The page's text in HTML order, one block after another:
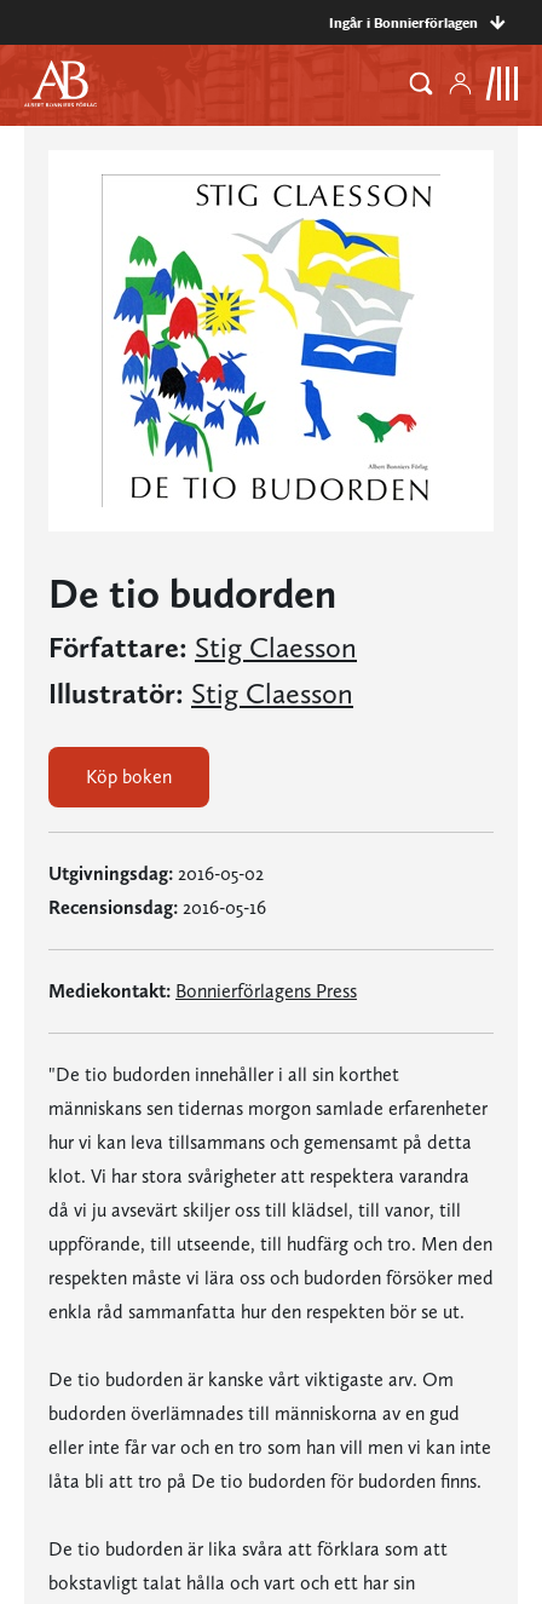
Ingår i Bonnierförlagen
De tio budorden
Författare: Stig Claesson
Illustratör: Stig Claesson
Köp boken
Utgivningsdag: 2016-05-02
Recensionsdag: 2016-05-16
Mediekontakt: Bonnierförlagens Press
"De tio budorden innehåller i all sin korthet
människans sen tidernas morgon samlade erfarenheter
hur vi kan leva tillsammans och gemensamt på detta
klot. Vi har stora svårigheter att respektera varandra
då vi ju avsevärt skiljer oss till klädsel, till vanor, till
uppförande, till utseende, till hudfärg och tro. Men den
respekten måste vi lära oss och budorden försöker med
enkla råd sammanfatta hur den respekten bör se ut.
De tio budorden är kanske vårt viktigaste arv. Om
budorden överlämnades till människorna av en gud
eller inte får var och en tro som han vill men vi kan inte
låta bli att tro på De tio budorden för budorden finns.
De tio budorden är lika svåra att förklara som att
bokstavligt talat hålla och vart och ett har sin